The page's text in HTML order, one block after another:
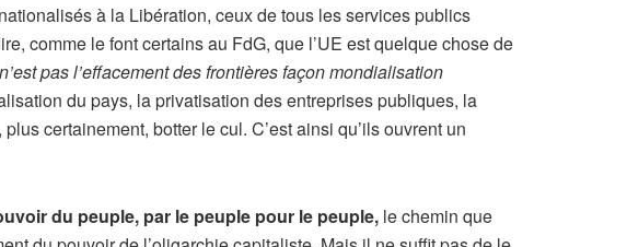
à la Libération, ceux de tous les services publics
comme le font certains au FdG, que l’UE est quelque chose de
pas l’effacement des frontières façon mondialisation
du pays, la privatisation des entreprises publiques, la
certainement, botter le cul. C’est ainsi qu’ils ouvrent un
du peuple, par le peuple pour le peuple, le chemin que